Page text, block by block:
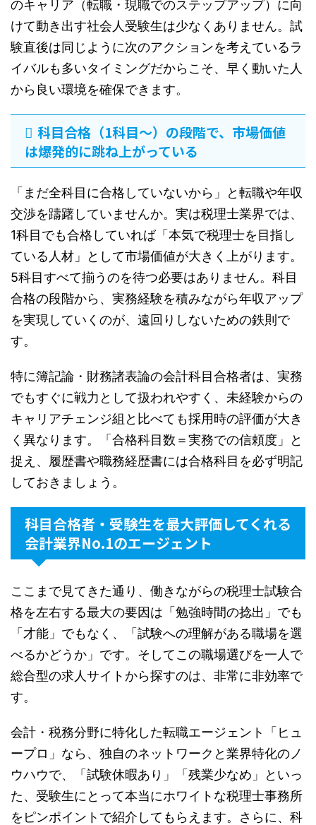
のキャリア（転職・現職でのステップアップ）に向
けて動き出す社会人受験生は少なくありません。試
験直後は同じように次のアクションを考えているラ
イバルも多いタイミングだからこそ、早く動いた人
から良い環境を確保できます。
科目合格（1科目〜）の段階で、市場価値
は爆発的に跳ね上がっている
「まだ全科目に合格していないから」と転職や年収
交渉を躊躇していませんか。実は税理士業界では、
1科目でも合格していれば「本気で税理士を目指し
ている人材」として市場価値が大きく上がります。
5科目すべて揃うのを待つ必要はありません。科目
合格の段階から、実務経験を積みながら年収アップ
を実現していくのが、遠回りしないための鉄則で
す。
特に簿記論・財務諸表論の会計科目合格者は、実務
でもすぐに戦力として扱われやすく、未経験からの
キャリアチェンジ組と比べても採用時の評価が大き
く異なります。「合格科目数＝実務での信頼度」と
捉え、履歴書や職務経歴書には合格科目を必ず明記
しておきましょう。
科目合格者・受験生を最大評価してくれる
会計業界No.1のエージェント
ここまで見てきた通り、働きながらの税理士試験合
格を左右する最大の要因は「勉強時間の捻出」でも
「才能」でもなく、「試験への理解がある職場を選
べるかどうか」です。そしてこの職場選びを一人で
総合型の求人サイトから探すのは、非常に非効率で
す。
会計・税務分野に特化した転職エージェント「ヒュ
ープロ」なら、独自のネットワークと業界特化のノ
ウハウで、「試験休暇あり」「残業少なめ」といっ
た、受験生にとって本当にホワイトな税理士事務所
をピンポイントで紹介してもらえます。さらに、科